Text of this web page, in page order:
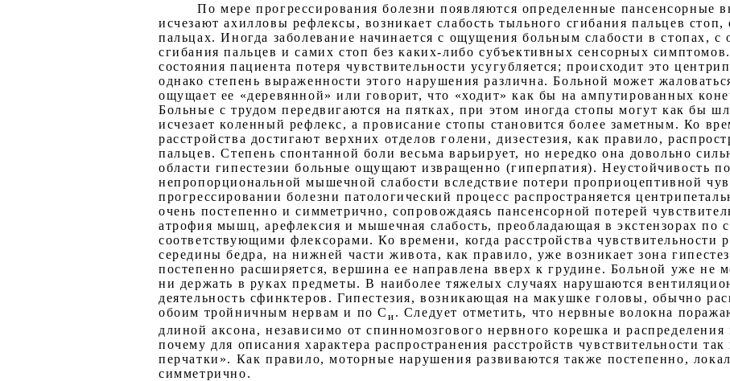
По мере прогрессирования болезни появляются определенные пансенсорные
исчезают ахилловы рефлексы, возникает слабость тыльного сгибания пальцев
пальцах. Иногда заболевание начинается с ощущения больным слабости в стопах, с
сгибания пальцев и самих стоп без каких-либо субъективных сенсорных
состояния пациента потеря чувствительности усугубляется; происходит это
однако степень выраженности этого нарушения различна. Больной может
ощущает ее «деревянной» или говорит, что «ходит» как бы на ампутированных
Больные с трудом передвигаются на пятках, при этом иногда стопы могут как бы
исчезает коленный рефлекс, а провисание стопы становится более заметным. Ко
расстройства достигают верхних отделов голени, дизестезия, как правило,
пальцев. Степень спонтанной боли весьма варьирует, но нередко она довольно
области гипестезии больные ощущают извращенно (гиперпатия). Неустойчивость
непропорциональной мышечной слабости вследствие потери проприоцептивной
прогрессировании болезни патологический процесс распространяется
очень постепенно и симметрично, сопровождаясь пансенсорной потерей
атрофия мышц, арефлексия и мышечная слабость, преобладающая в экстензорах по
соответствующими флексорами. Ко времени, когда расстройства чувствительности
середины бедра, на нижней части живота, как правило, уже возникает зона
постепенно расширяется, вершина ее направлена вверх к грудине. Больной уже не
ни держать в руках предметы. В наиболее тяжелых случаях нарушаются
деятельность сфинктеров. Гипестезия, возникающая на макушке головы, обычно
обоим тройничным нервам и по Си . Следует отметить, что нервные волокна
длиной аксона, независимо от спинномозгового нервного корешка и
почему для описания характера распространения расстройств чувствительности
перчатки». Как правило, моторные нарушения развиваются также постепенно,
симметрично.